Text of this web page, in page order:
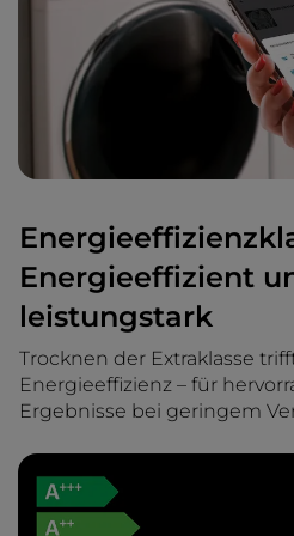
Energieeffizient
leistungstark
Trocknen der Extraklasse
Energieeffizienz – für
Ergebnisse bei geringem